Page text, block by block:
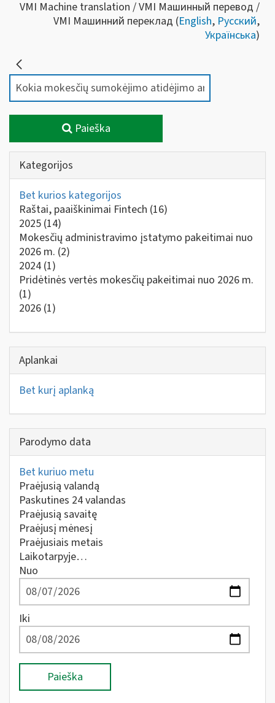
VMI Machine translation / VMI Машинный перевод /
VMI Машинний переклад (English, Русский,
Українська)
Paieška
Kategorijos
Bet kurios kategorijos
Raštai, paaiškinimai Fintech (16)
2025 (14)
Mokesčių administravimo įstatymo pakeitimai nuo
2026 m. (2)
2024 (1)
Pridėtinės vertės mokesčių pakeitimai nuo 2026 m.
(1)
2026 (1)
Aplankai
Bet kurį aplanką
Parodymo data
Bet kuriuo metu
Praėjusią valandą
Paskutines 24 valandas
Praėjusią savaitę
Praėjusį mėnesį
Praėjusiais metais
Laikotarpyje…
Nuo
Iki
Paieška